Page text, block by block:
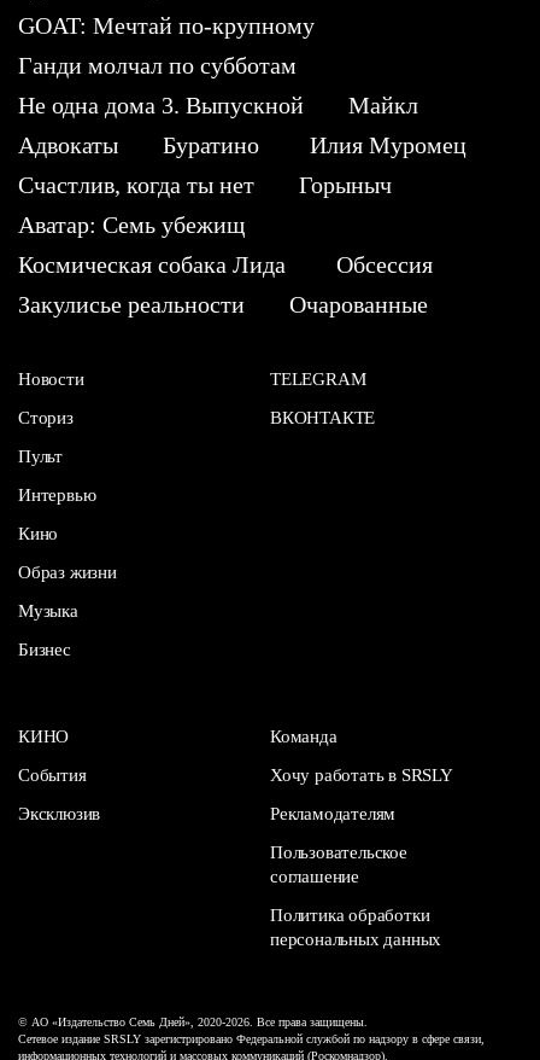
GOAT: Мечтай по-крупному
Ганди молчал по субботам
Не одна дома 3. Выпускной
Майкл
Адвокаты
Буратино
Илия Муромец
Счастлив, когда ты нет
Горыныч
Аватар: Семь убежищ
Космическая собака Лида
Обсессия
Закулисье реальности
Очарованные
Новости
Сториз
Пульт
Интервью
Кино
Образ жизни
Музыка
Бизнес
TELEGRAM
ВКОНТАКТЕ
КИНО
События
Эксклюзив
Команда
Хочу работать в SRSLY
Рекламодателям
Пользовательское
соглашение
Политика обработки
персональных данных
© АО «Издательство Семь Дней», 2020-2026. Все права защищены.
Сетевое издание SRSLY зарегистрировано Федеральной службой по надзору в сфере связи,
информационных технологий и массовых коммуникаций (Роскомнадзор).